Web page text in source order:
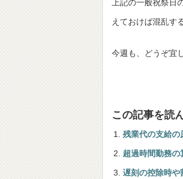
上記の一般祝祭
えておけば混乱す
今週も、どうぞ宜
この記事を読
残業代の支給の
超過時間勤務の
遅刻の控除時や